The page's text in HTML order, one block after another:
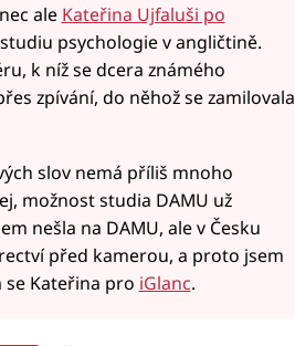
ale Kateřina Ujfaluši po
psychologie v angličtině.
k níž se dcera známého
zpívání, do něhož se zamilovala
slov nemá příliš mnoho
možnost studia DAMU už
nešla na DAMU, ale v Česku
před kamerou, a proto jsem
se Kateřina pro iGlanc.